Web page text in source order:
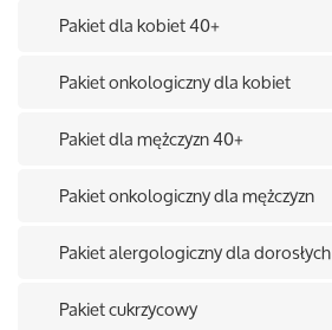
Pakiet dla kobiet 40+
Pakiet onkologiczny dla kobiet
Pakiet dla mężczyzn 40+
Pakiet onkologiczny dla mężczyzn
Pakiet alergologiczny dla dorosłych
Pakiet cukrzycowy